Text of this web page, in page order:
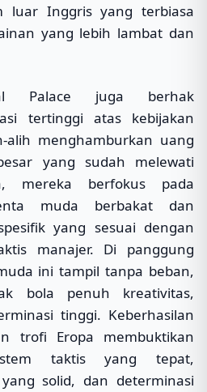
luar Inggris yang terbiasa
yang lebih lambat dan
Palace juga berhak
tertinggi atas kebijakan
alih menghamburkan uang
yang sudah melewati
mereka berfokus pada
muda berbakat dan
yang sesuai dengan
manajer. Di panggung
ini tampil tanpa beban,
bola penuh kreativitas,
tinggi. Keberhasilan
trofi Eropa membuktikan
taktis yang tepat,
solid, dan determinasi